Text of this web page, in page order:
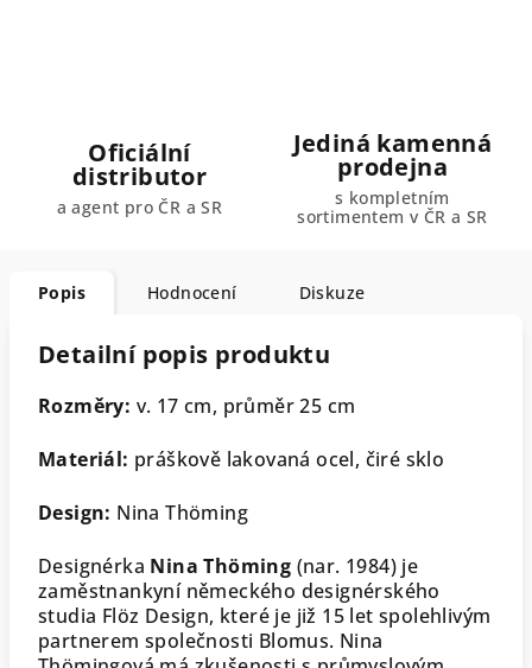
Oficiální
distributor
a agent pro ČR a SR
Jediná kamenná
prodejna
s kompletním
sortimentem v ČR a SR
Popis Hodnocení Diskuze
Detailní popis produktu
Rozměry: v. 17 cm, průměr 25 cm
Materiál: práškově lakovaná ocel, čiré sklo
Design: Nina Thöming
Designérka Nina Thöming (nar. 1984) je
zaměstnankyní německého designérského
studia Flöz Design, které je již 15 let spolehlivým
partnerem společnosti Blomus. Nina